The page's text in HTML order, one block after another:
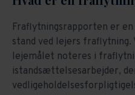
Fraflytningsrapporten er
stand ved lejers fraflytning.
lejemålet noteres i
istandsættelsesarbejder,